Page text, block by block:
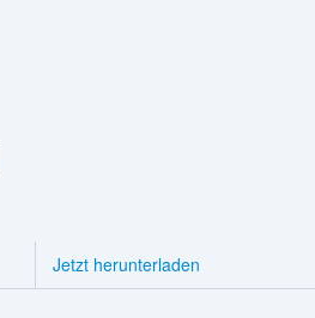
Jetzt herunterladen